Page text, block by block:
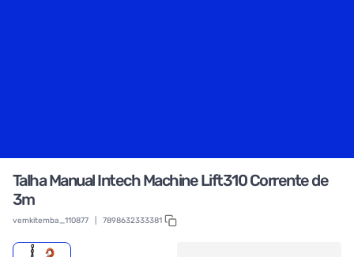
Talha Manual Intech Machine Lift310 Corrente de
3m
vemkitemba_110877 7898632333381